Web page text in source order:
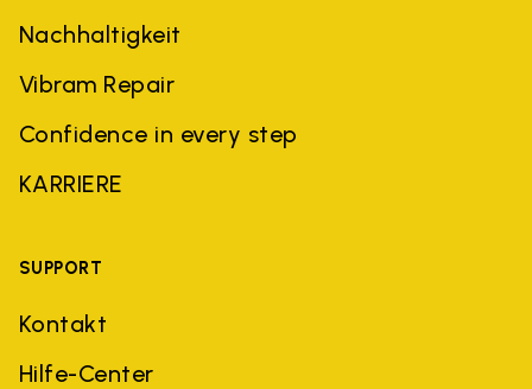
Nachhaltigkeit
Vibram Repair
Confidence in every step
KARRIERE
SUPPORT
Kontakt
Hilfe-Center